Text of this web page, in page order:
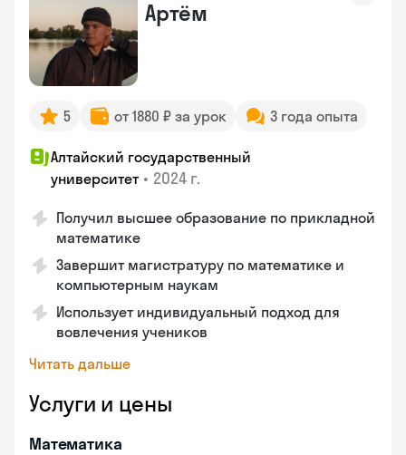
Артём
5 от 1880 ₽ за урок 3 года опыта
Алтайский государственный
университет • 2024 г.
Получил высшее образование по прикладной
математике
Завершит магистратуру по математике и
компьютерным наукам
Использует индивидуальный подход для
вовлечения учеников
Читать дальше
Услуги и цены
Математика